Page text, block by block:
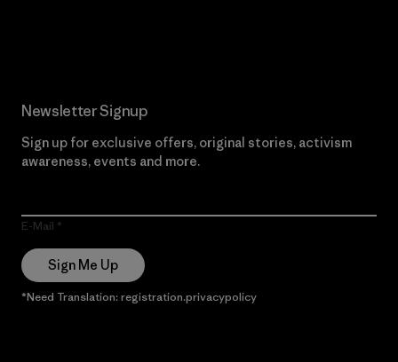
Newsletter Signup
Sign up for exclusive offers, original stories, activism
awareness, events and more.
E-Mail
Sign Me Up
*Need Translation: registration.privacypolicy